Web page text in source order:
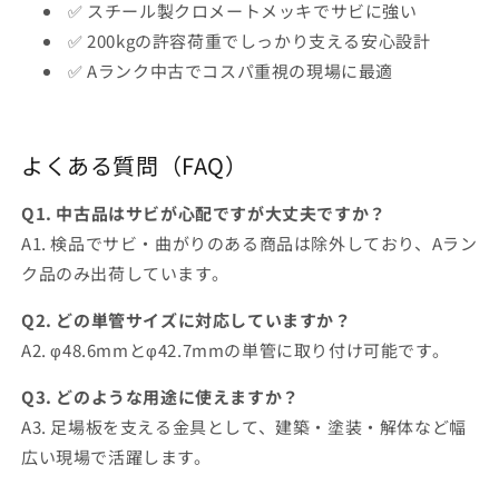
✅ スチール製クロメートメッキでサビに強い
✅ 200kgの許容荷重でしっかり支える安心設計
✅ Aランク中古でコスパ重視の現場に最適
よくある質問（FAQ）
Q1. 中古品はサビが心配ですが大丈夫ですか？
A1. 検品でサビ・曲がりのある商品は除外しており、Aラン
ク品のみ出荷しています。
Q2. どの単管サイズに対応していますか？
A2. φ48.6mmとφ42.7mmの単管に取り付け可能です。
Q3. どのような用途に使えますか？
A3. 足場板を支える金具として、建築・塗装・解体など幅
広い現場で活躍します。